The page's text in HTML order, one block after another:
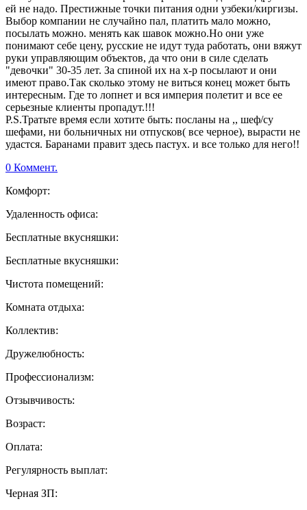
ей не надо. Престижные точки питания одни узбеки/киргизы.
Выбор компании не случайно пал, платить мало можно,
посылать можно. менять как шавок можно.Но они уже
понимают себе цену, русские не идут туда работать, они вяжут
руки управляющим объектов, да что они в силе сделать
"девочки" 30-35 лет. За спиной их на х-р посылают и они
имеют право.Так сколько этому не виться конец может быть
интересным. Где то лопнет и вся империя полетит и все ее
серьезные клиенты пропадут.!!!
P.S.Тратьте время если хотите быть: посланы на ,, шеф/су
шефами, ни больничных ни отпусков( все черное), вырасти не
удастся. Баранами правит здесь пастух. и все только для него!!
0 Коммент.
Комфорт:
Удаленность офиса:
Бесплатные вкусняшки:
Бесплатные вкусняшки:
Чистота помещений:
Комната отдыха:
Коллектив:
Дружелюбность:
Профессионализм:
Отзывчивость:
Возраст:
Оплата:
Регулярность выплат:
Черная ЗП: